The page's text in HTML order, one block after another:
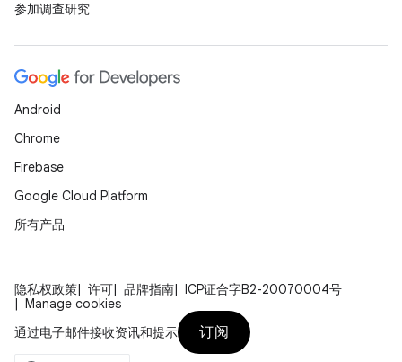
参加调查研究
Android
Chrome
Firebase
Google Cloud Platform
所有产品
隐私权政策 许可 品牌指南
ICP证合字B2-20070004号
Manage cookies
通过电子邮件接收资讯和提示
订阅